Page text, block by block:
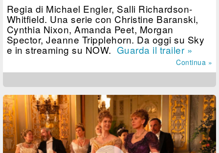
Regia di Michael Engler, Salli Richardson-
Whitfield. Una serie con Christine Baranski,
Cynthia Nixon, Amanda Peet, Morgan
Spector, Jeanne Tripplehorn. Da oggi su Sky
e in streaming su NOW. Guarda il trailer »
Continua »